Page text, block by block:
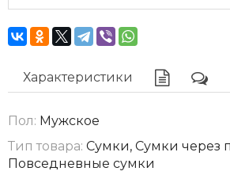
Характеристики
Пол: Мужское
Тип товара: Сумки, Сумки через
Повседневные сумки